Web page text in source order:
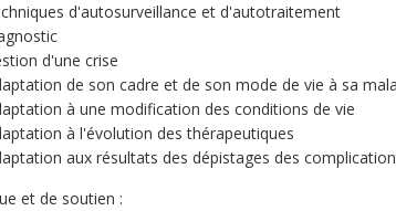
d'autosurveillance et d'autotraitement
d'une crise
de son cadre et de son mode de vie à sa
à une modification des conditions de vie
à l'évolution des thérapeutiques
aux résultats des dépistages des
et de soutien :